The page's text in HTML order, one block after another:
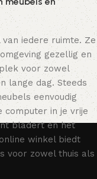
iedere ruimte. Ze
gezellig en
voor zowel
lange dag. Steeds
eenvoudig
in je vrije
bladert en het
winkel biedt
voor zowel thuis als